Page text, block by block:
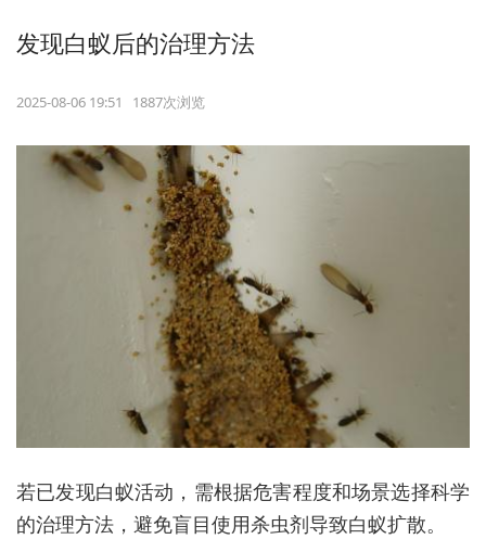
发现白蚁后的治理方法
2025-08-06 19:51 1887次浏览
若已发现白蚁活动，需根据危害程度和场景选择科学
的治理方法，避免盲目使用杀虫剂导致白蚁扩散。